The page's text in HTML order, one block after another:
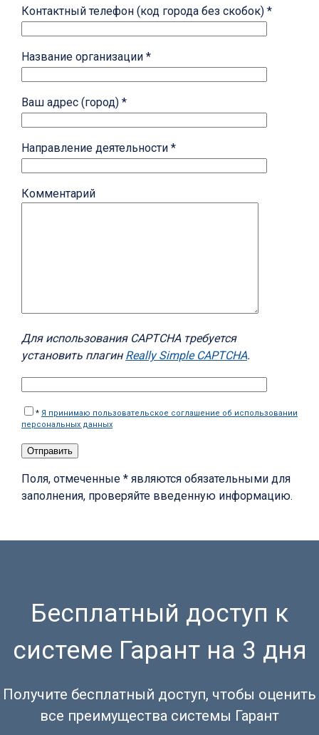
Контактный телефон (код города без скобок) *
Название организации *
Ваш адрес (город) *
Направление деятельности *
Комментарий
Для использования CAPTCHA требуется
установить плагин Really Simple CAPTCHA.
* Я принимаю пользовательское соглашение об использовании
персональных данных
Поля, отмеченные * являются обязательными для
заполнения, проверяйте введенную информацию.
Бесплатный доступ к
системе Гарант на 3 дня
Получите бесплатный доступ, чтобы оценить
все преимущества системы Гарант